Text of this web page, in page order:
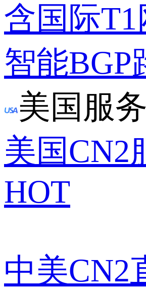
含国际
智能BGP
美国服
美国CN2
HOT
中美CN2